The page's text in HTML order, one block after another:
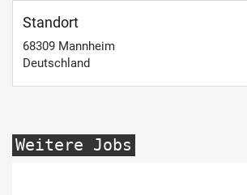
Standort
68309 Mannheim
Deutschland
Weitere Jobs